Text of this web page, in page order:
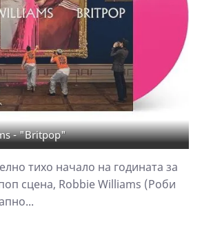
- "Britpop"
тихо начало на годината за
сцена, Robbie Williams (Роби